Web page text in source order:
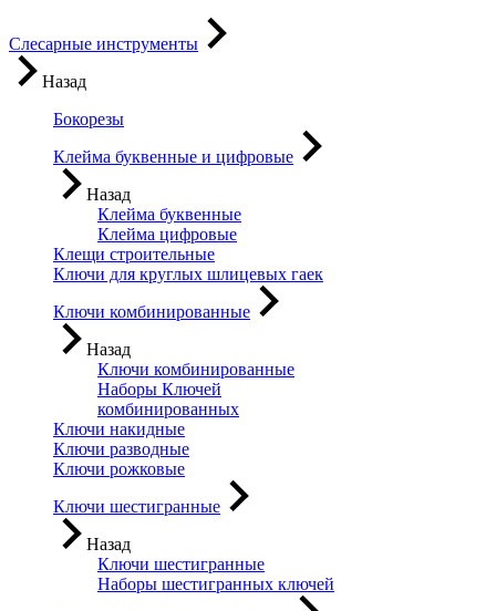
Слесарные инструменты
Назад
Бокорезы
Клейма буквенные и цифровые
Назад
Клейма буквенные
Клейма цифровые
Клещи строительные
Ключи для круглых шлицевых гаек
Ключи комбинированные
Назад
Ключи комбинированные
Наборы Ключей
комбинированных
Ключи накидные
Ключи разводные
Ключи рожковые
Ключи шестигранные
Назад
Ключи шестигранные
Наборы шестигранных ключей